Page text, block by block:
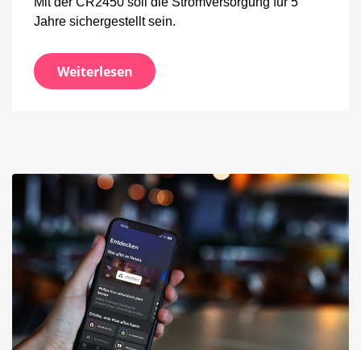
Jahre sichergestellt sein.
Weiterlesen